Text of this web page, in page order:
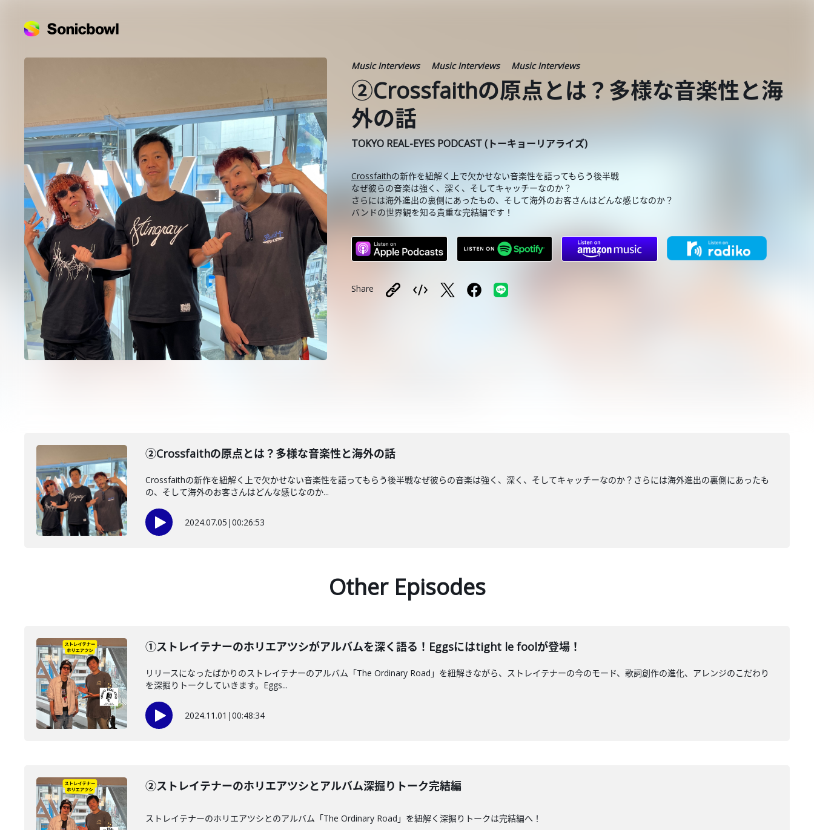
Music Interviews Music Interviews Music Interviews
②Crossfaithの原点とは？多様な音楽性と海
外の話
TOKYO REAL-EYES PODCAST (トーキョーリアライズ)
Crossfaithの新作を紐解く上で欠かせない音楽性を語ってもらう後半戦
なぜ彼らの音楽は強く、深く、そしてキャッチーなのか？
さらには海外進出の裏側にあったもの、そして海外のお客さんはどんな感じなのか？
バンドの世界観を知る貴重な完結編です！
Share
②Crossfaithの原点とは？多様な音楽性と海外の話
Crossfaithの新作を紐解く上で欠かせない音楽性を語ってもらう後半戦なぜ彼らの音楽は強く、深く、そしてキャッチーなのか？さらには海外進出の裏側にあったも
の、そして海外のお客さんはどんな感じなのか...
2024.07.05 |00:26:53
Other Episodes
①ストレイテナーのホリエアツシがアルバムを深く語る！Eggsにはtight le foolが登場！
リリースになったばかりのストレイテナーのアルバム「The Ordinary Road」を紐解きながら、ストレイテナーの今のモード、歌詞創作の進化、アレンジのこだわり
を深掘りトークしていきます。Eggs...
2024.11.01 |00:48:34
②ストレイテナーのホリエアツシとアルバム深掘りトーク完結編
ストレイテナーのホリエアツシとのアルバム「The Ordinary Road」を紐解く深掘りトークは完結編へ！